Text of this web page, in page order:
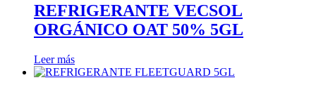
REFRIGERANTE VECSOL
ORGÁNICO OAT 50% 5GL
Leer más